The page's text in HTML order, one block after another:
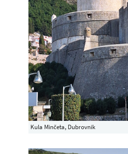
Kula Minčeta, Dubrovnik